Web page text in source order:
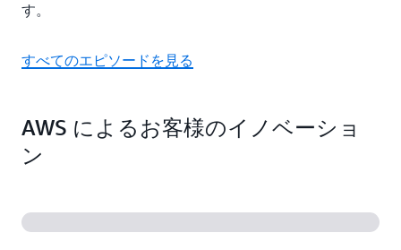
す。
すべてのエピソードを見る
AWS によるお客様のイノベーショ
ン